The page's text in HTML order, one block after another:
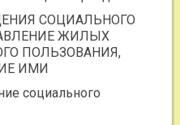
СОЦИАЛЬНОГО
ЖИЛЫХ
ПОЛЬЗОВАНИЯ,
ИМИ
социального